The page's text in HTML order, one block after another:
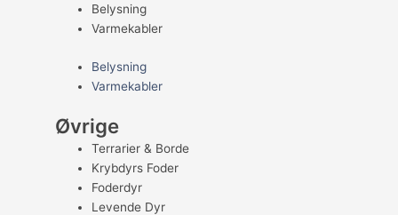
Belysning
Varmekabler
Belysning
Varmekabler
Øvrige
Terrarier & Borde
Krybdyrs Foder
Foderdyr
Levende Dyr